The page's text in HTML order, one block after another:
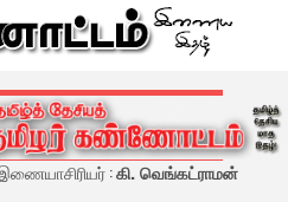
இதழ்
:கி. வெங்கட்ராமன்